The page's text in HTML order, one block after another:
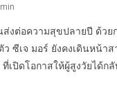
ส่งต่อความสุขปลายปี ด้
ซีเจ มอร์ ยังคงเดินหน้
ที่เปิดโอกาสให้ผู้สูงวัย